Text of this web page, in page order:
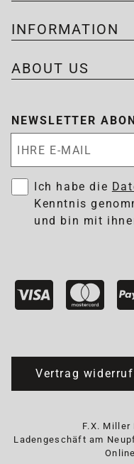
INFORMATION
ABOUT US
NEWSLETTER
Ich habe die
Kenntnis
und bin mit
Vertrag
F.X.
Ladengeschäft am